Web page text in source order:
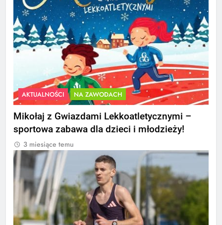
AKTUALNOŚCI NA ZAWODACH
Mikołaj z Gwiazdami Lekkoatletycznymi –
sportowa zabawa dla dzieci i młodzieży!
3 miesiące temu